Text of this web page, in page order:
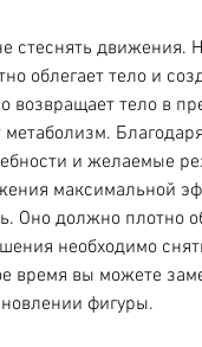
облегает тело и
тело в
метаболизм.
и желаемые
максимальной
Оно должно плотно
необходимо
время вы можете
фигуры.